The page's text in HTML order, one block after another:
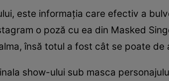
este informația care efectiv a
o poză cu ea din Masked
însă totul a fost cât se poate de
show-ului sub masca